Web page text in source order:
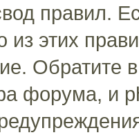
правил.
из этих
Обратите
форума, и